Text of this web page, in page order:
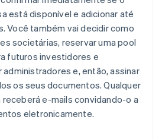
está disponível e adicionar até
Você também vai decidir como
societárias, reservar uma pool
futuros investidores e
administradores e, então, assinar
os seus documentos. Qualquer
e-mails convidando-o a
eletronicamente.